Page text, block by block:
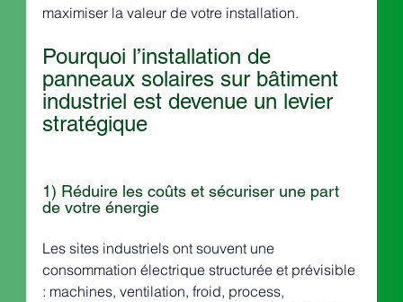
maximiser la valeur de votre installation.
Pourquoi l’installation de
panneaux solaires sur bâtiment
industriel est devenue un levier
stratégique
1) Réduire les coûts et sécuriser une part
de votre énergie
Les sites industriels ont souvent une
consommation électrique structurée et prévisible
: machines, ventilation, froid, process,